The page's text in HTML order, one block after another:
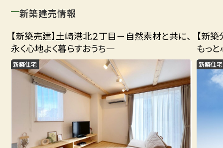
新築建売情報
【新築売建】土崎港北２丁目－自然素材と共に、
永く心地よく暮らすおうち―
新築住宅
【新
もっ
新築住宅